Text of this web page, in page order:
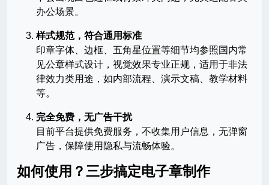
办公场景。
样式规范，符合通用标准
印章字体、边框、五角星位置等细节均参照国内常
见公章样式设计，视觉效果专业正规，适用于非法
律效力类用途，如内部流程、演示文稿、教学材料
等。
完全免费，无广告干扰
目前平台提供免费服务，不收集用户信息，无弹窗
广告，保障使用隐私与流畅体验。
如何使用？三步搞定电子章制作